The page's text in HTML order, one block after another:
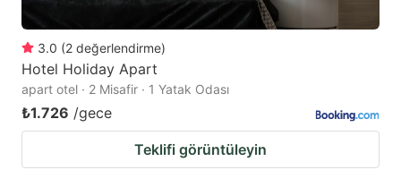
3.0 (2 değerlendirme)
Hotel Holiday Apart
apart otel · 2 Misafir · 1 Yatak Odası
₺1.726 /gece
Teklifi görüntüleyin